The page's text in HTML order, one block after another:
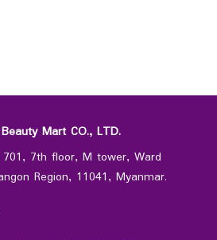
Mart CO., LTD.
701, 7th floor, M tower, Ward
Region, 11041, Myanmar.